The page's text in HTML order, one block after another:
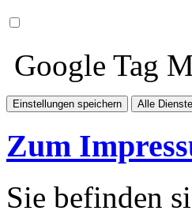
Google Tag
Einstellungen speichern Alle
Zum
Sie befinden